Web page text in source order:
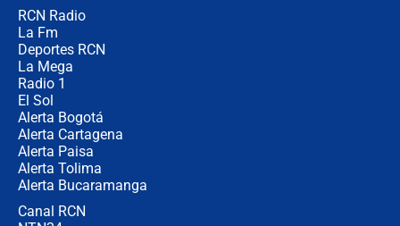
RCN Radio
La Fm
Deportes RCN
La Mega
Radio 1
El Sol
Alerta Bogotá
Alerta Cartagena
Alerta Paisa
Alerta Tolima
Alerta Bucaramanga
Canal RCN